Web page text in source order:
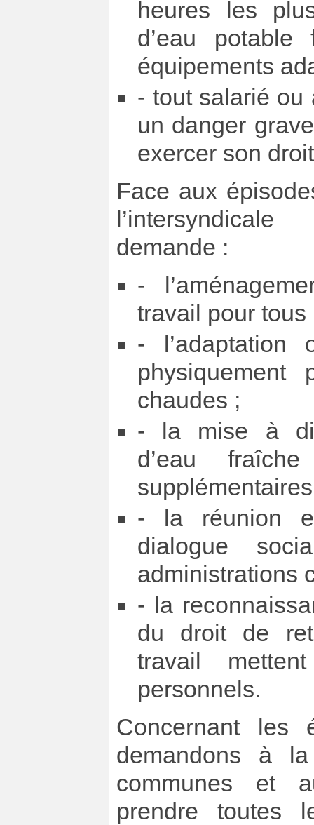
heures les
d’eau potable
équipements
- tout salarié ou
un danger
exercer son
Face aux
demande :
-
travail pour
- l’adaptation
chaudes ;
- la mise à
d’eau
- la réunion
dialogue
administrations
- la
du droit de
travail
personnels.
Concernant les
demandons à
communes et
prendre toutes